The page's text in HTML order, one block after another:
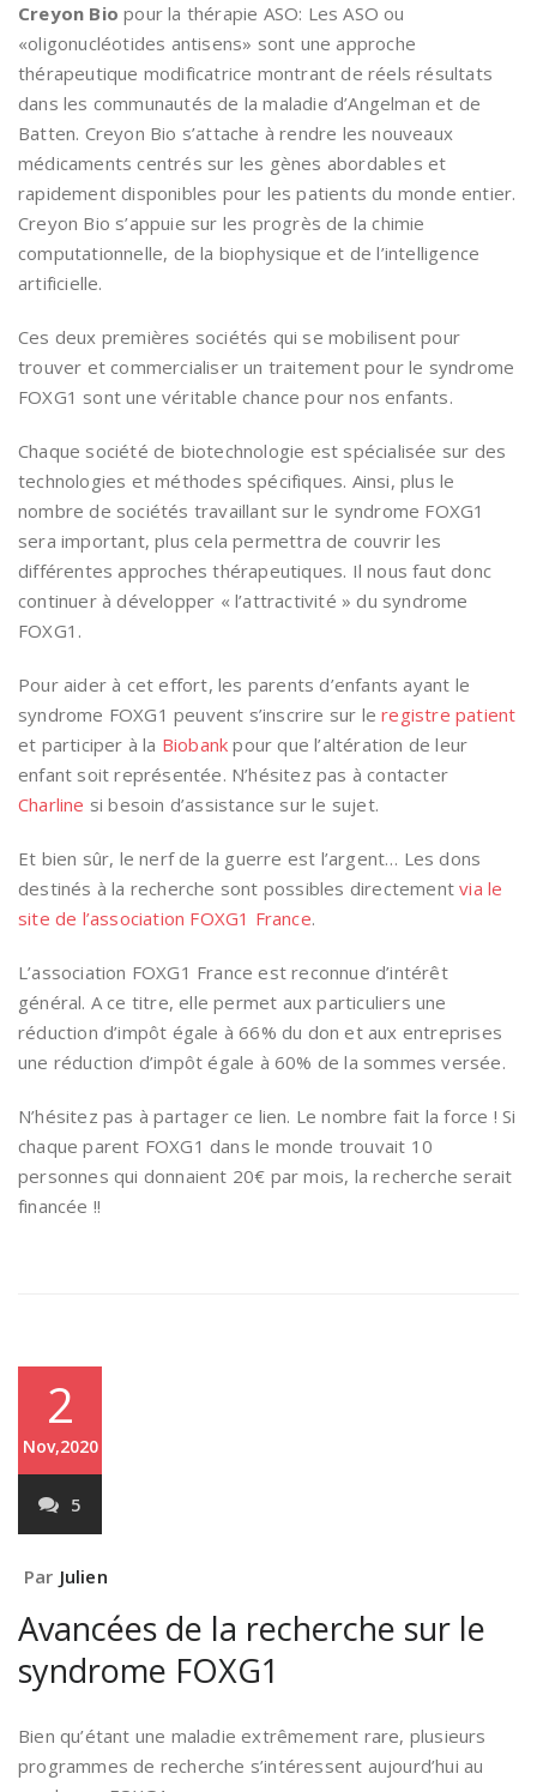
Creyon Bio pour la thérapie ASO: Les ASO ou
«oligonucléotides antisens» sont une approche
thérapeutique modificatrice montrant de réels résultats
dans les communautés de la maladie d’Angelman et de
Batten. Creyon Bio s’attache à rendre les nouveaux
médicaments centrés sur les gènes abordables et
rapidement disponibles pour les patients du monde entier.
Creyon Bio s’appuie sur les progrès de la chimie
computationnelle, de la biophysique et de l’intelligence
artificielle.
Ces deux premières sociétés qui se mobilisent pour
trouver et commercialiser un traitement pour le syndrome
FOXG1 sont une véritable chance pour nos enfants.
Chaque société de biotechnologie est spécialisée sur des
technologies et méthodes spécifiques. Ainsi, plus le
nombre de sociétés travaillant sur le syndrome FOXG1
sera important, plus cela permettra de couvrir les
différentes approches thérapeutiques. Il nous faut donc
continuer à développer « l’attractivité » du syndrome
FOXG1.
Pour aider à cet effort, les parents d’enfants ayant le
syndrome FOXG1 peuvent s’inscrire sur leregistre patient
et participer à la Biobank pour que l’altération de leur
enfant soit représentée. N’hésitez pas à contacter
Charline si besoin d’assistance sur le sujet.
Et bien sûr, le nerf de la guerre est l’argent… Les dons
destinés à la recherche sont possibles directementvia le
site de l’association FOXG1 France.
L’association FOXG1 France est reconnue d’intérêt
général. A ce titre, elle permet aux particuliers une
réduction d’impôt égale à 66% du don et aux entreprises
une réduction d’impôt égale à 60% de la sommes versée.
N’hésitez pas à partager ce lien. Le nombre fait la force ! Si
chaque parent FOXG1 dans le monde trouvait 10
personnes qui donnaient 20€ par mois, la recherche serait
financée !!
2
Nov,2020
5
Par Julien
Avancées de la recherche sur le
syndrome FOXG1
Bien qu’étant une maladie extrêmement rare, plusieurs
programmes de recherche s’intéressent aujourd’hui au